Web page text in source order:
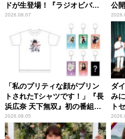
ドが生登場！『ラジオビバリ
ー昼ズ』
2026.08.07
公
「私のプリティな顔がプリン
トされたTシャツです！」『長
浜広奈 天下無双』初の番組グ
ッズ発売
2026.08.05
ダ
み
ト
紹介